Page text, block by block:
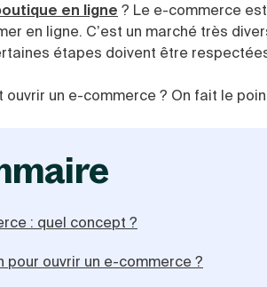
en ligne ? Le e-commerce
en ligne. C’est un marché très
étapes doivent être
ouvrir un e-commerce ? On fait le
: quel concept ?
pour ouvrir un e-commerce ?